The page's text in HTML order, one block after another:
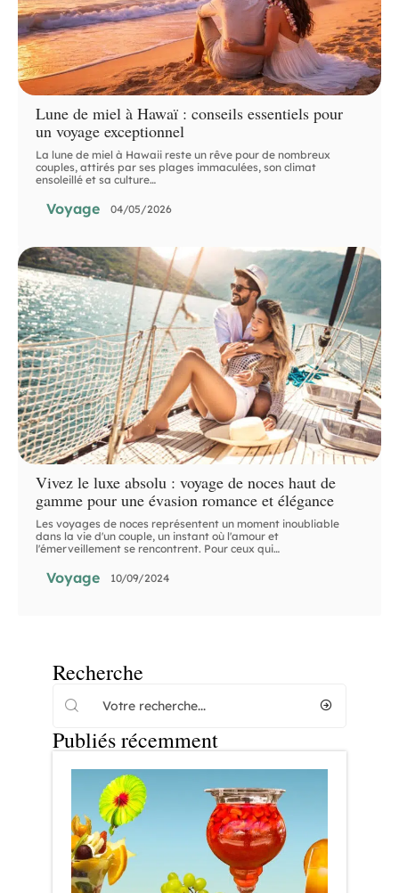
Lune de miel à Hawaï : conseils essentiels pour
un voyage exceptionnel
La lune de miel à Hawaii reste un rêve pour de nombreux
couples, attirés par ses plages immaculées, son climat
ensoleillé et sa culture…
Voyage 04/05/2026
Vivez le luxe absolu : voyage de noces haut de
gamme pour une évasion romance et élégance
Les voyages de noces représentent un moment inoubliable
dans la vie d'un couple, un instant où l'amour et
l'émerveillement se rencontrent. Pour ceux qui…
Voyage 10/09/2024
Recherche
Publiés récemment